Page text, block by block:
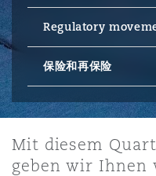
险和再保险
目和建筑工程
管法规与调查
Eco Audit
罗比 – 联营办公室
港
隆坡 – 联营办公室
尔本
保罗
达
雅得
拉斯
佛
萨斯城
里
柏林（圣史蒂芬绿地大厦
塞尔多夫
Regulatory
保险和再保险
Mit diesem
geben wir Ihnen